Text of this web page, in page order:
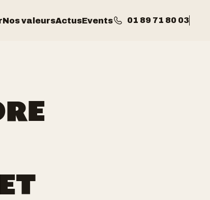
Nos valeursActusEvents 01 89 71 80 03